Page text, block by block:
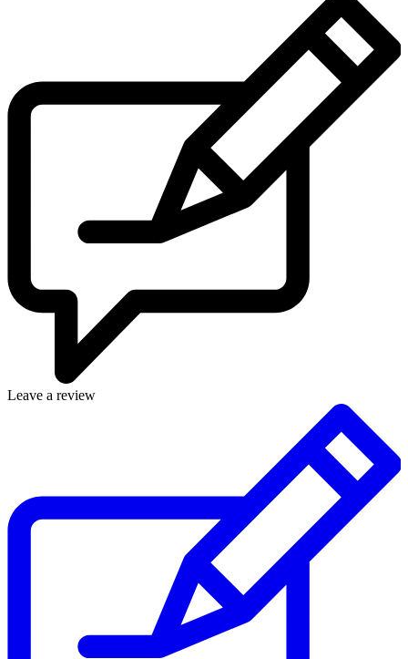
Leave a review